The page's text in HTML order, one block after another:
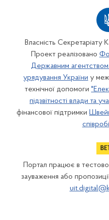
Власність Секретаріату
Проект реалізовано
Державним
урядування України у
технічної допомоги
підзвітності влади та
фінансової підтримки
Портал працює в
зауваження або